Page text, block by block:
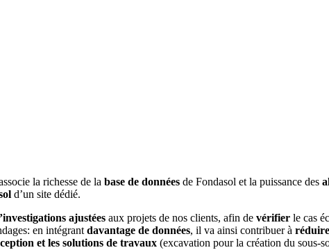
la richesse de la base de données de Fondasol et la puissance des
d’un site dédié.
ajustées aux projets de nos clients, afin de vérifier le cas
en intégrantdavantage de données, il va ainsi contribuer à
et les solutions de travaux (excavation pour la création du sous-